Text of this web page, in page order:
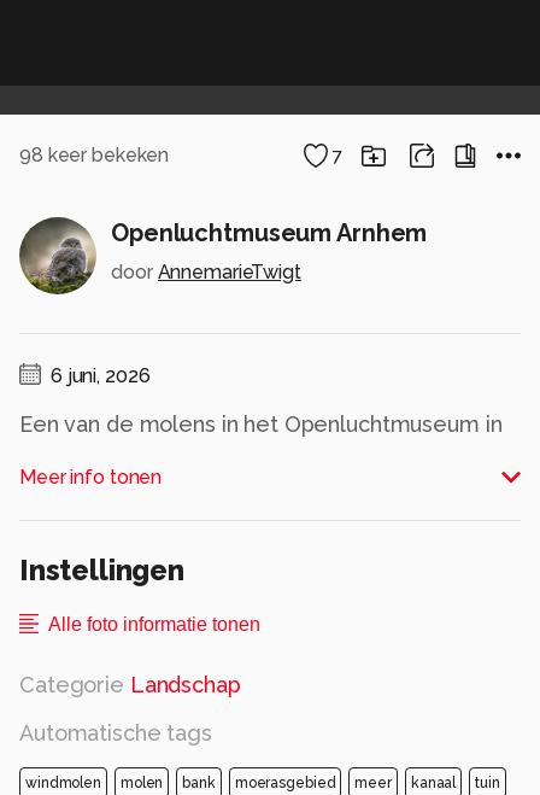
98 keer bekeken 7
Openluchtmuseum Arnhem
door AnnemarieTwigt
6 juni, 2026
Een van de molens in het Openluchtmuseum in
Meer info tonen
Instellingen
Alle foto informatie tonen
Categorie Landschap
Automatische tags
windmolen molen bank moerasgebied meer kanaal tuin